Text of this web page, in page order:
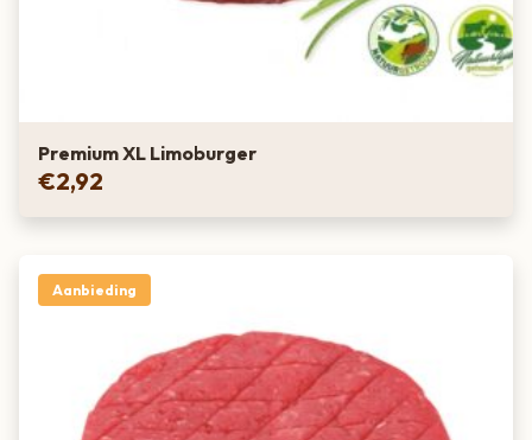
Premium XL Limoburger
€2,92
Aanbieding